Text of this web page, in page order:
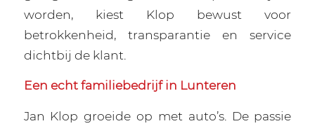
worden, kiest Klop bewust voor
betrokkenheid, transparantie en service
dichtbij de klant.
Een echt familiebedrijf in Lunteren
Jan Klop groeide op met auto’s. De passie